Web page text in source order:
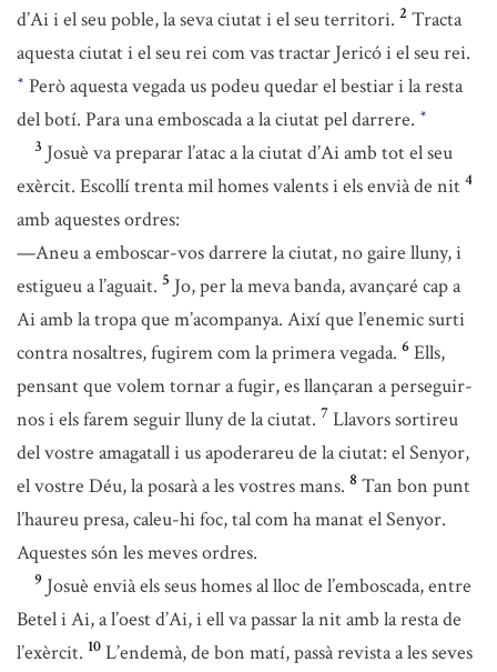
d’Ai i el seu poble, la seva ciutat i el seu territori. 2 Tracta
aquesta ciutat i el seu rei com vas tractar Jericó i el seu rei.
* Però aquesta vegada us podeu quedar el bestiar i la resta
del botí. Para una emboscada a la ciutat pel darrere. *
3 Josuè va preparar l’atac a la ciutat d’Ai amb tot el seu
exèrcit. Escollí trenta mil homes valents i els envià de nit 4
amb aquestes ordres:
—Aneu a emboscar-vos darrere la ciutat, no gaire lluny, i
estigueu a l’aguait. 5 Jo, per la meva banda, avançaré cap a
Ai amb la tropa que m’acompanya. Així que l’enemic surti
contra nosaltres, fugirem com la primera vegada. 6 Ells,
pensant que volem tornar a fugir, es llançaran a perseguir-
nos i els farem seguir lluny de la ciutat. 7 Llavors sortireu
del vostre amagatall i us apoderareu de la ciutat: el Senyor,
el vostre Déu, la posarà a les vostres mans. 8 Tan bon punt
l’haureu presa, caleu-hi foc, tal com ha manat el Senyor.
Aquestes són les meves ordres.
9 Josuè envià els seus homes al lloc de l’emboscada, entre
Betel i Ai, a l’oest d’Ai, i ell va passar la nit amb la resta de
l’exèrcit. 10 L’endemà, de bon matí, passà revista a les seves